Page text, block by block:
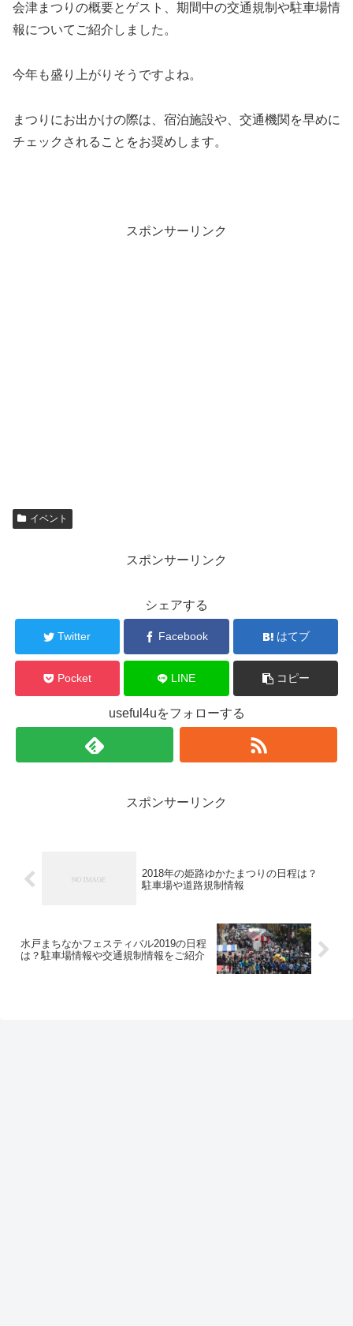
会津まつりの概要とゲスト、期間中の交通規制や駐車場情
報についてご紹介しました。
今年も盛り上がりそうですよね。
まつりにお出かけの際は、宿泊施設や、交通機関を早めに
チェックされることをお奨めします。
スポンサーリンク
イベント
スポンサーリンク
シェアする
Twitter Facebook はてブ
Pocket LINE コピー
useful4uをフォローする
スポンサーリンク
2018年の姫路ゆかたまつりの日程は？
駐車場や道路規制情報
水戸まちなかフェスティバル2019の日程
は？駐車場情報や交通規制情報をご紹介